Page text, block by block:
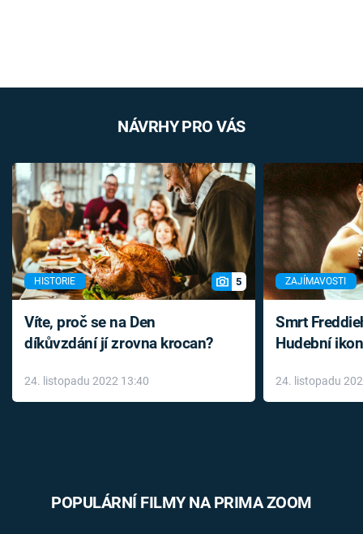
NÁVRHY PRO VÁS
HISTORIE 5
Víte, proč se na Den
díkůvzdání jí zrovna krocan?
24. listopadu 2022 13:40
ZAJÍMAVOSTI
Smrt
Hudební
léky
24. listopadu
POPULÁRNÍ FILMY NA PRIMA ZOOM